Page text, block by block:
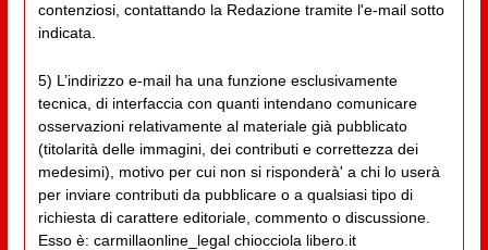
contenziosi, contattando la Redazione tramite l'e-mail sotto
indicata.
5) L’indirizzo e-mail ha una funzione esclusivamente
tecnica, di interfaccia con quanti intendano comunicare
osservazioni relativamente al materiale già pubblicato
(titolarità delle immagini, dei contributi e correttezza dei
medesimi), motivo per cui non si risponderà' a chi lo userà
per inviare contributi da pubblicare o a qualsiasi tipo di
richiesta di carattere editoriale, commento o discussione.
Esso è: carmillaonline_legal chiocciola libero.it